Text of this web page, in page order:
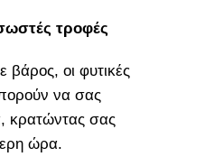
τροφές
βάρος, οι φυτικές
να σας
κρατώντας σας
ώρα.